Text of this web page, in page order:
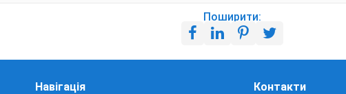
Поширити:
Навігація
Контакти